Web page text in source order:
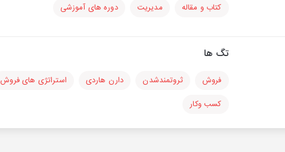
کتاب و مقاله مدیریت دوره های آموزشی
تگ ها
فروش ثروتمندشدن دارن هاردی
استراتژی های فروش
کسب وکار